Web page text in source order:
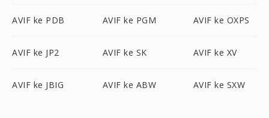
AVIF ke PDB AVIF ke PGM AVIF ke OXPS
AVIF ke JP2 AVIF ke SK AVIF ke XV
AVIF ke JBIG AVIF ke ABW AVIF ke SXW